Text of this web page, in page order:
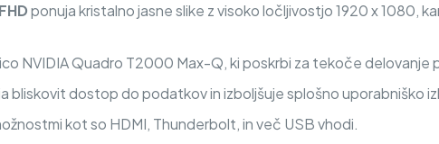
ponuja kristalno jasne slike z visoko ločljivostjo 1920 x 1080,
NVIDIA Quadro T2000 Max-Q, ki poskrbi za tekoče delovanje
bliskovit dostop do podatkov in izboljšuje splošno uporabniško
kot so HDMI, Thunderbolt, in več USB vhodi.